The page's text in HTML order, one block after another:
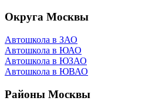
Округа Москвы
Автошкола в ЗАО
Автошкола в ЮАО
Автошкола в ЮЗАО
Автошкола в ЮВАО
Районы Москвы